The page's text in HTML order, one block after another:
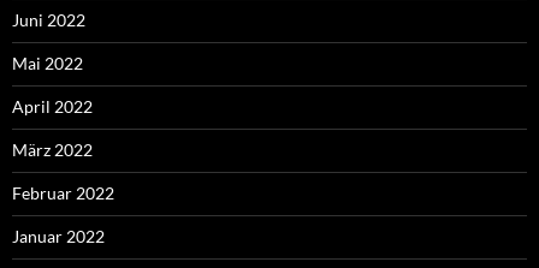
Juni 2022
Mai 2022
April 2022
März 2022
Februar 2022
Januar 2022